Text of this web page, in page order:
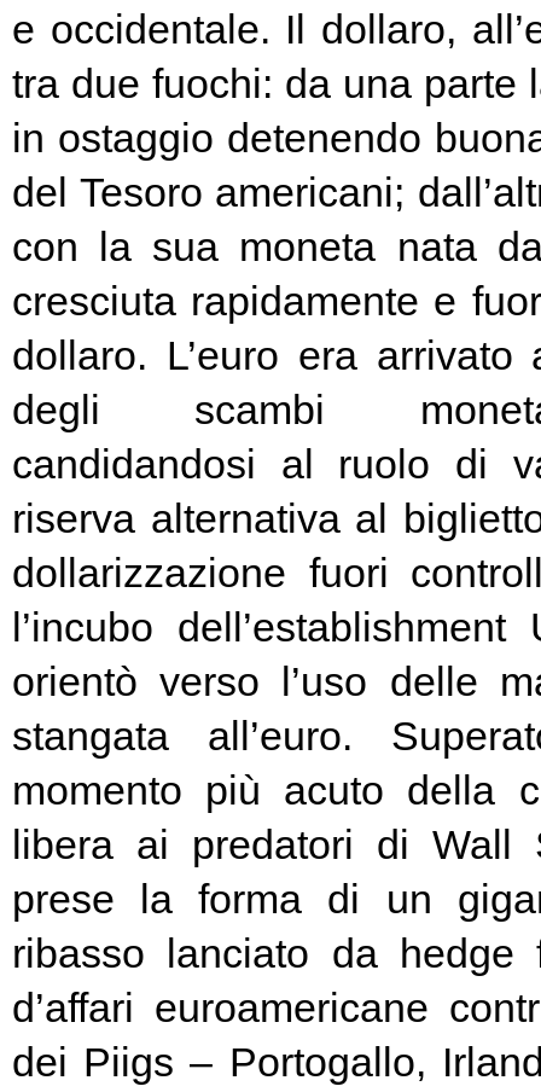
e occidentale. Il dollaro,
tra due fuochi: da una parte
in ostaggio detenendo
del Tesoro americani;
con la sua moneta nata
cresciuta rapidamente e
dollaro. L’euro era
degli scambi
candidandosi al ruolo di
riserva alternativa al
dollarizzazione fuori
l’incubo
orientò verso l’uso delle
stangata all’euro.
momento più acuto della
libera ai predatori di Wall
prese la forma di un
ribasso lanciato da hedge
d’affari euroamericane
dei Piigs – Portogallo,